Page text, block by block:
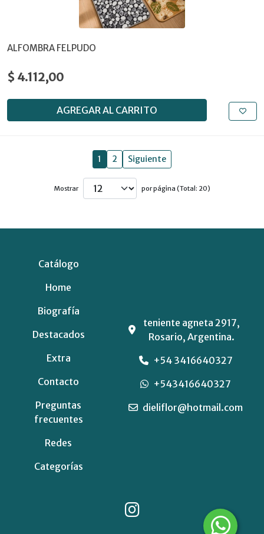
ALFOMBRA FELPUDO
$ 4.112,00
AGREGAR AL CARRITO
1 2 Siguiente
Mostrar por página (Total: 20)
Catálogo
Home
Biografía
Destacados
Extra
Contacto
Preguntas
frecuentes
Redes
Categorías
teniente agneta 2917,
Rosario, Argentina.
+54 3416640327
+543416640327
dieliflor@hotmail.com